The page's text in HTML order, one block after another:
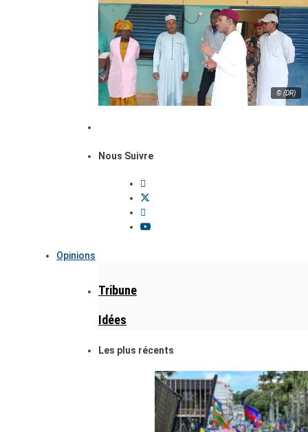
© (DR)
Nous Suivre
Opinions
Tribune
Idées
Les plus récents